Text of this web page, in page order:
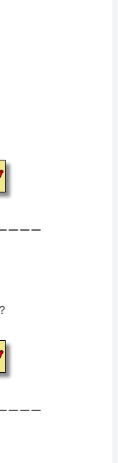
ーーー
ーーー